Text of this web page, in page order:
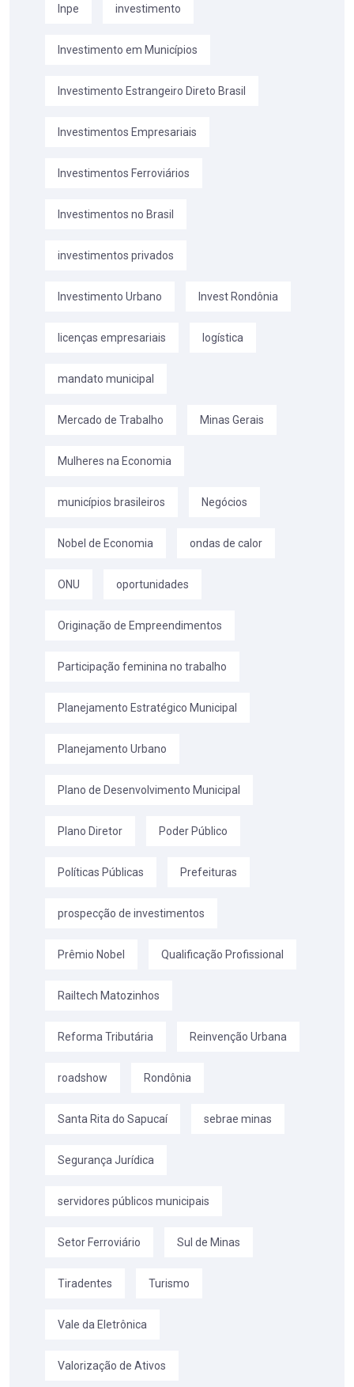
Inpe investimento
Investimento em Municípios
Investimento Estrangeiro Direto Brasil
Investimentos Empresariais
Investimentos Ferroviários
Investimentos no Brasil
investimentos privados
Investimento Urbano Invest Rondônia
licenças empresariais logística
mandato municipal
Mercado de Trabalho Minas Gerais
Mulheres na Economia
municípios brasileiros Negócios
Nobel de Economia ondas de calor
ONU oportunidades
Originação de Empreendimentos
Participação feminina no trabalho
Planejamento Estratégico Municipal
Planejamento Urbano
Plano de Desenvolvimento Municipal
Plano Diretor Poder Público
Políticas Públicas Prefeituras
prospecção de investimentos
Prêmio Nobel Qualificação Profissional
Railtech Matozinhos
Reforma Tributária Reinvenção Urbana
roadshow Rondônia
Santa Rita do Sapucaí sebrae minas
Segurança Jurídica
servidores públicos municipais
Setor Ferroviário Sul de Minas
Tiradentes Turismo
Vale da Eletrônica
Valorização de Ativos